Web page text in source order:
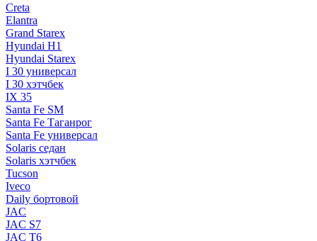
Creta
Elantra
Grand Starex
Hyundai H1
Hyundai Starex
I 30 универсал
I 30 хэтчбек
IX 35
Santa Fe SM
Santa Fe Таганрог
Santa Fe универсал
Solaris седан
Solaris хэтчбек
Tucson
Iveco
Daily бортовой
JAC
JAC S7
JAC T6